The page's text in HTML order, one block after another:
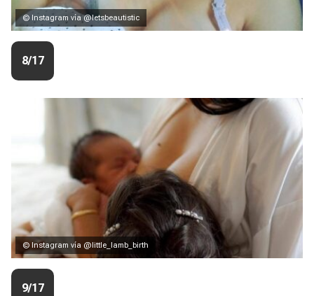
© Instagram vía @letsbeautistic
8/17
© Instagram vía @little_lamb_birth
9/17